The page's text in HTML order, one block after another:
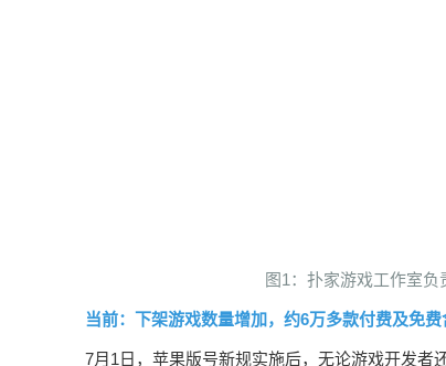
图1：扑家游戏工作室
当前：下架游戏数量增加，约6万多款付费及免
7月1日，苹果版号新规实施后，无论游戏开发者